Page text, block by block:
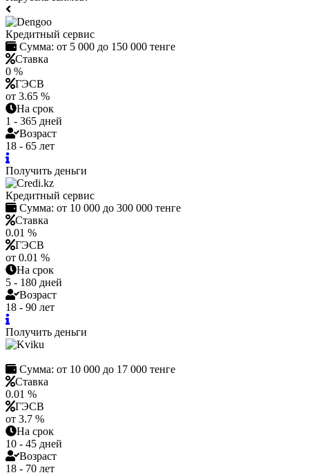
Кредитный сервис
Сумма: от 5 000 до 150 000 тенге
Ставка
0 %
ГЭСВ
от 3.65 %
На срок
1 - 365 дней
Возраст
18 - 65 лет
Получить деньги
Кредитный сервис
Сумма: от 10 000 до 300 000 тенге
Ставка
0.01 %
ГЭСВ
от 0.01 %
На срок
5 - 180 дней
Возраст
18 - 90 лет
Получить деньги
Сумма: от 10 000 до 17 000 тенге
Ставка
0.01 %
ГЭСВ
от 3.7 %
На срок
10 - 45 дней
Возраст
18 - 70 лет